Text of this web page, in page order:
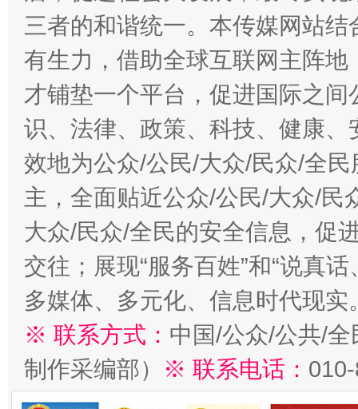
三者的和谐统一。本传媒网站
有生力，借助全球互联网主阵
才铺垫一个平台，促进国际之
识、法律、政策、科技、健康
效地为公众/公民/大众/民众/全
主，全面贴近公众/公民/大众/民
大众/民众/全民的安全信息，促
交往；展现“服务百姓”和“说真
多媒体、多元化、信息时代现实
※ 联系方式： 中国/公众/公共/
制作采编部）
※ 联系电话：